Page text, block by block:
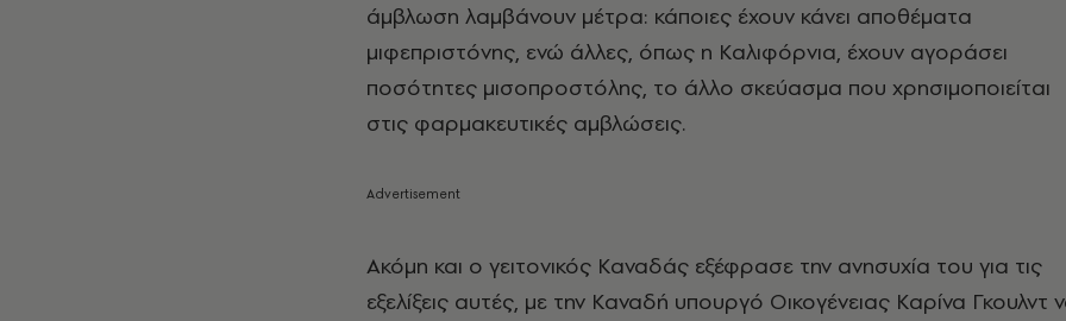
άμβλωση λαμβάνουν μέτρα: κάποιες έχουν κάνει αποθέματα
μιφεπριστόνης, ενώ άλλες, όπως η Καλιφόρνια, έχουν αγοράσει
ποσότητες μισοπροστόλης, το άλλο σκεύασμα που χρησιμοποιείται
στις φαρμακευτικές αμβλώσεις.
Ακόμη και ο γειτονικός Καναδάς εξέφρασε την ανησυχία του για τις
εξελίξεις αυτές, με την Καναδή υπουργό Οικογένειας Καρίνα Γκουλντ